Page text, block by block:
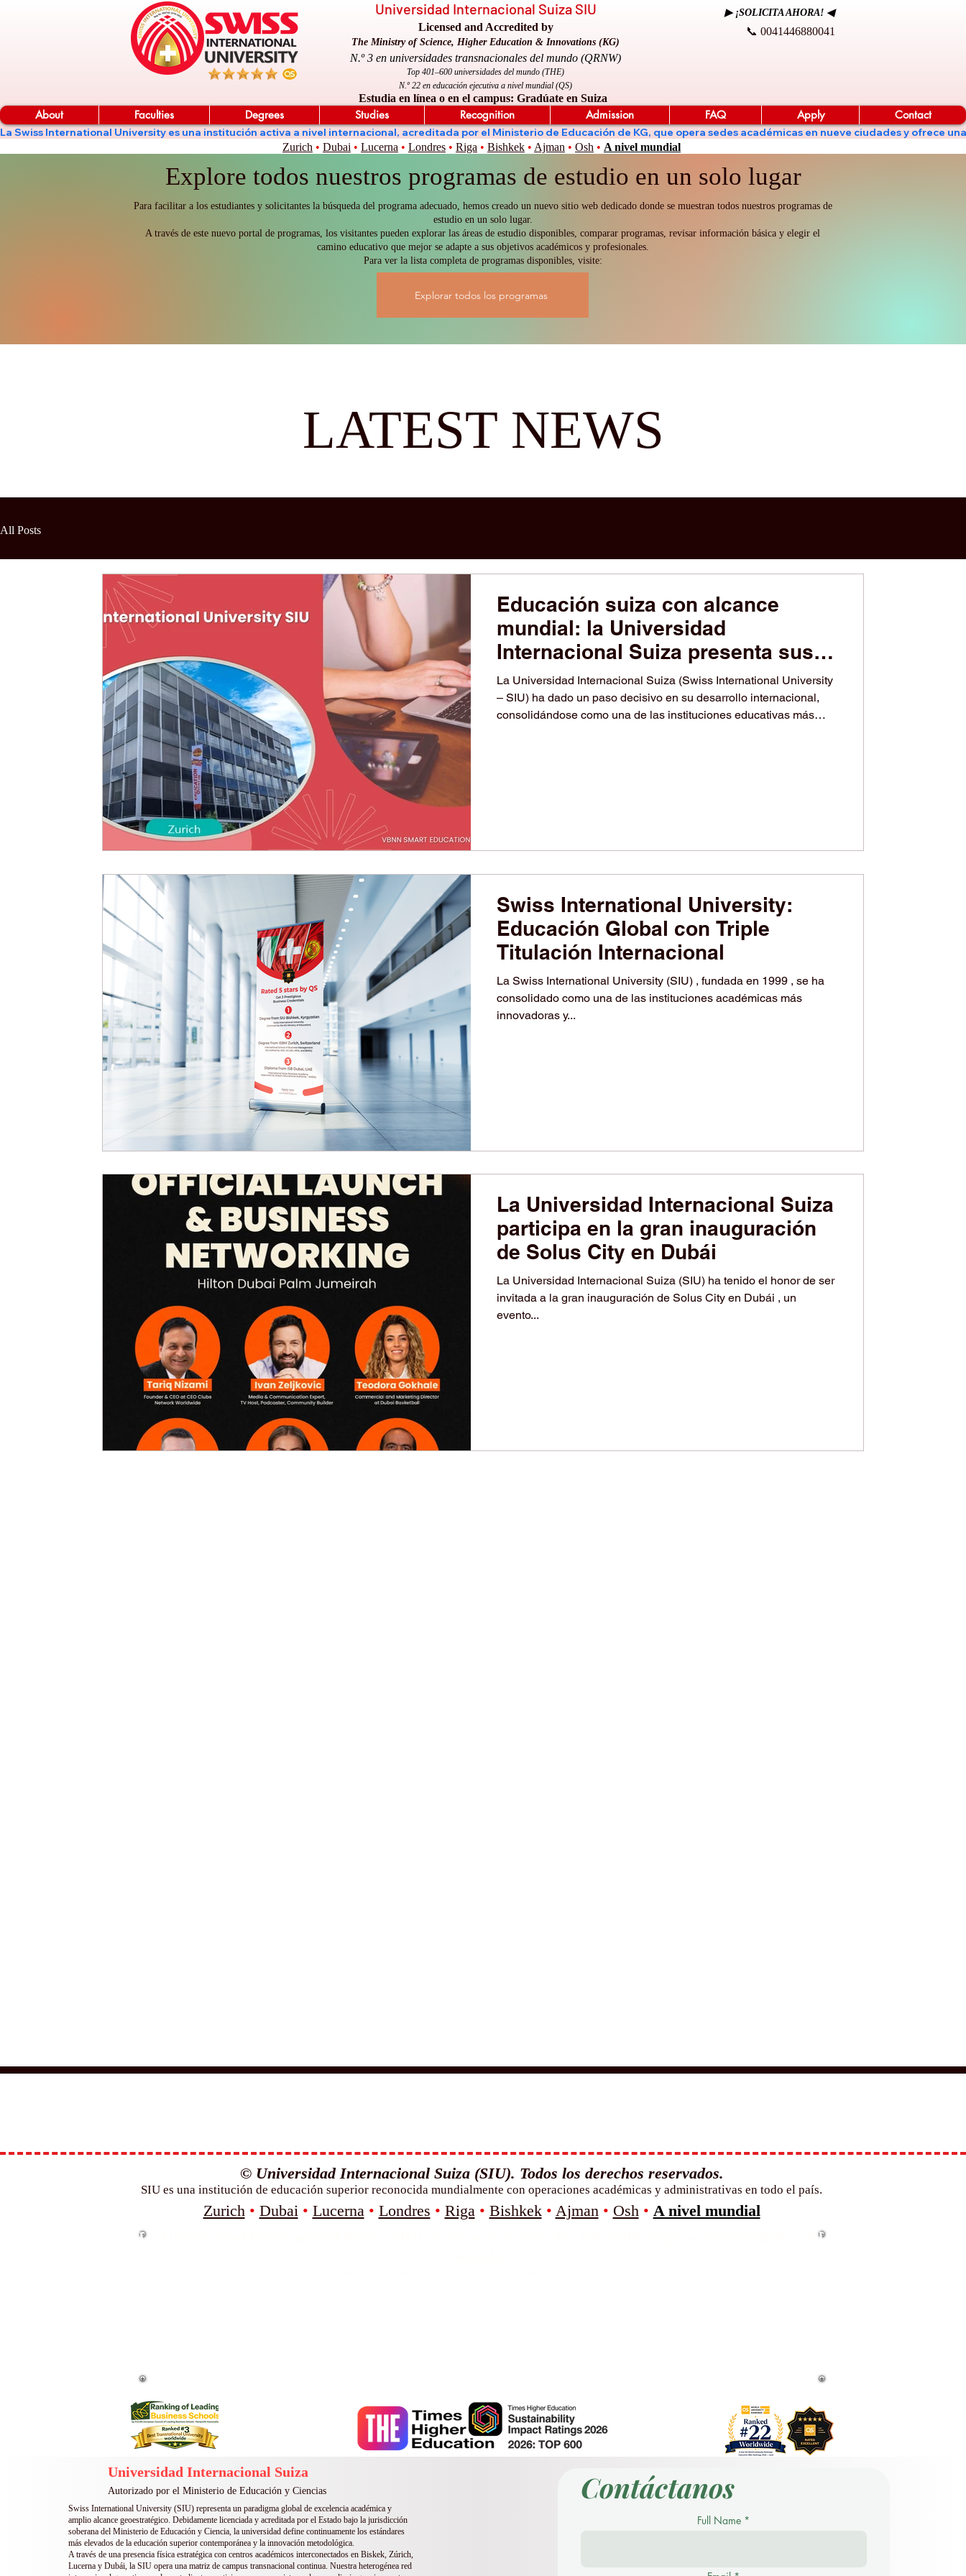
Universidad Internacional Suiza SIU
Licensed and Accredited by
The Ministry of Science, Higher Education & Innovations (KG)
N.º 3 en universidades transnacionales del mundo (QRNW)
Top 401–600 universidades del mundo (THE)
▶ ¡SOLICITA AHORA! ◀
📞 0041446880041
N.º 22 en educación ejecutiva a nivel mundial (QS)
Estudia en línea o en el campus: Gradúate en Suiza
About Faculties Degrees Studies Recognition Admission FAQ Apply Contact
La Swiss International University es una institución activa a nivel internacional, acreditada por el Ministerio de Educación de KG, que opera sedes académicas en nueve ciudades y
Zurich • Dubai • Lucerna • Londres • Riga • Bishkek • Ajman • Osh • A nivel mundial
Explore todos nuestros programas de estudio en un solo lugar
Para facilitar a los estudiantes y solicitantes la búsqueda del programa adecuado, hemos creado un nuevo sitio web dedicado donde se muestran todos nuestros programas de
estudio en un solo lugar.
A través de este nuevo portal de programas, los visitantes pueden explorar las áreas de estudio disponibles, comparar programas, revisar información básica y elegir el
camino educativo que mejor se adapte a sus objetivos académicos y profesionales.
Para ver la lista completa de programas disponibles, visite:
Explorar todos los programas
LATEST NEWS
All Posts
Educación suiza con alcance
mundial: la Universidad
Internacional Suiza presenta sus
nuevos avances y red
internacional en 2025
La Universidad Internacional Suiza (Swiss International University
– SIU) ha dado un paso decisivo en su desarrollo internacional,
consolidándose como una de las instituciones educativas más
Swiss International University:
Educación Global con Triple
Titulación Internacional
La Swiss International University (SIU) , fundada en 1999 , se ha
consolidado como una de las instituciones académicas más
innovadoras y...
La Universidad Internacional Suiza
participa en la gran inauguración
de Solus City en Dubái
La Universidad Internacional Suiza (SIU) ha tenido el honor de ser
invitada a la gran inauguración de Solus City en Dubái , un
evento...
© Universidad Internacional Suiza (SIU). Todos los derechos reservados.
SIU es una institución de educación superior reconocida mundialmente con operaciones académicas y administrativas en todo el país.
Zurich • Dubai • Lucerna • Londres • Riga • Bishkek • Ajman • Osh • A nivel mundial
La Universidad Internacional Suiza (SIU) se encuentra entre las 401 y 600 mejores universidades del
Universidad Internacional Suiza
Autorizado por el Ministerio de Educación y Ciencias
Swiss International University (SIU) representa un paradigma global de excelencia académica y
amplio alcance geoestratégico. Debidamente licenciada y acreditada por el Estado bajo la jurisdicción
soberana del Ministerio de Educación y Ciencia, la universidad define continuamente los estándares
más elevados de la educación superior contemporánea y la innovación metodológica.
A través de una presencia física estratégica con centros académicos interconectados en Biskek, Zúrich,
Lucerna y Dubái, la SIU opera una matriz de campus transnacional continua. Nuestra heterogénea red
Contáctanos
Full Name